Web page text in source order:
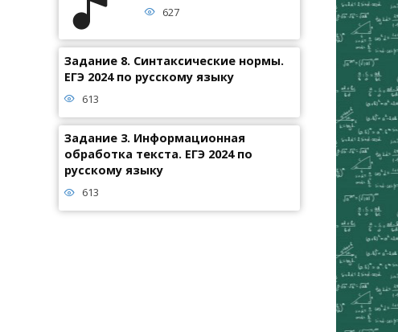
627
Задание 8. Синтаксические нормы.
ЕГЭ 2024 по русскому языку
613
Задание 3. Информационная
обработка текста. ЕГЭ 2024 по
русскому языку
613